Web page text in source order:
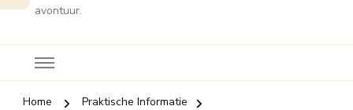
avontuur.
Home
Praktische Informatie